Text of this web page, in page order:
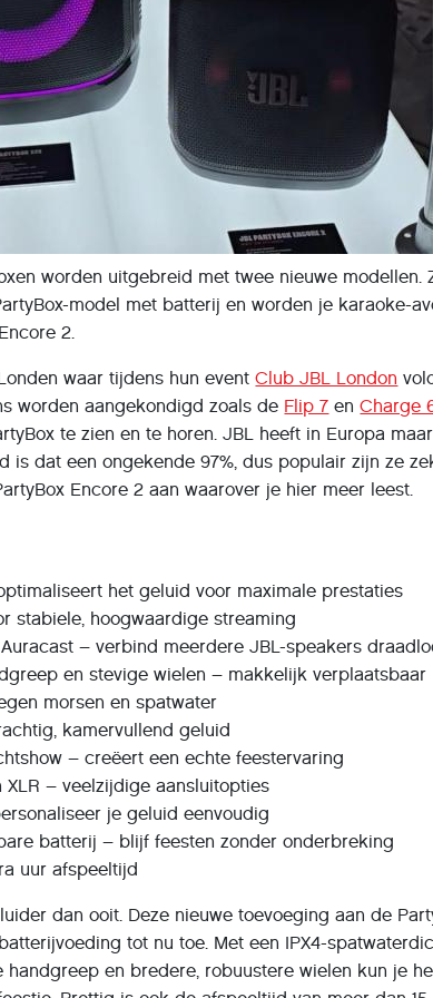
worden uitgebreid met twee nieuwe modellen.
model met batterij en worden je karaoke-
2.
waar tijdens hun eventClub JBL London
worden aangekondigd zoals de Flip 7 enCharge
te zien en te horen. JBL heeft in Europa
is dat een ongekende 97%, dus populair zijn ze
Encore 2 aan waarover je hier meer leest.
het geluid voor maximale prestaties
stabiele, hoogwaardige streaming
– verbind meerdere JBL-speakers
en stevige wielen – makkelijk verplaatsbaar
morsen en spatwater
kamervullend geluid
– creëert een echte feestervaring
XLR – veelzijdige aansluitopties
je geluid eenvoudig
batterij – blijf feesten zonder onderbreking
uur afspeeltijd
dan ooit. Deze nieuwe toevoeging aan de
tot nu toe. Met een IPX4-
en bredere, robuustere wielen kun je